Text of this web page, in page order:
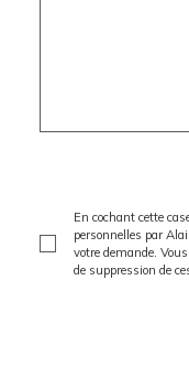
En cochant cette
personnelles par
votre demande.
de suppression de